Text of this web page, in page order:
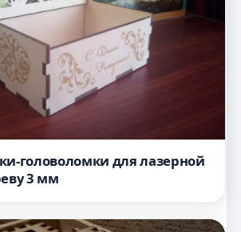
головоломки для лазерной
3 мм